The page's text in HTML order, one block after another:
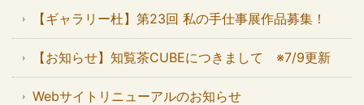
【ギャラリー杜】第23回 私の手仕事展作品募集！
【お知らせ】知覧茶CUBEにつきまして ※7/9更新
Webサイトリニューアルのお知らせ